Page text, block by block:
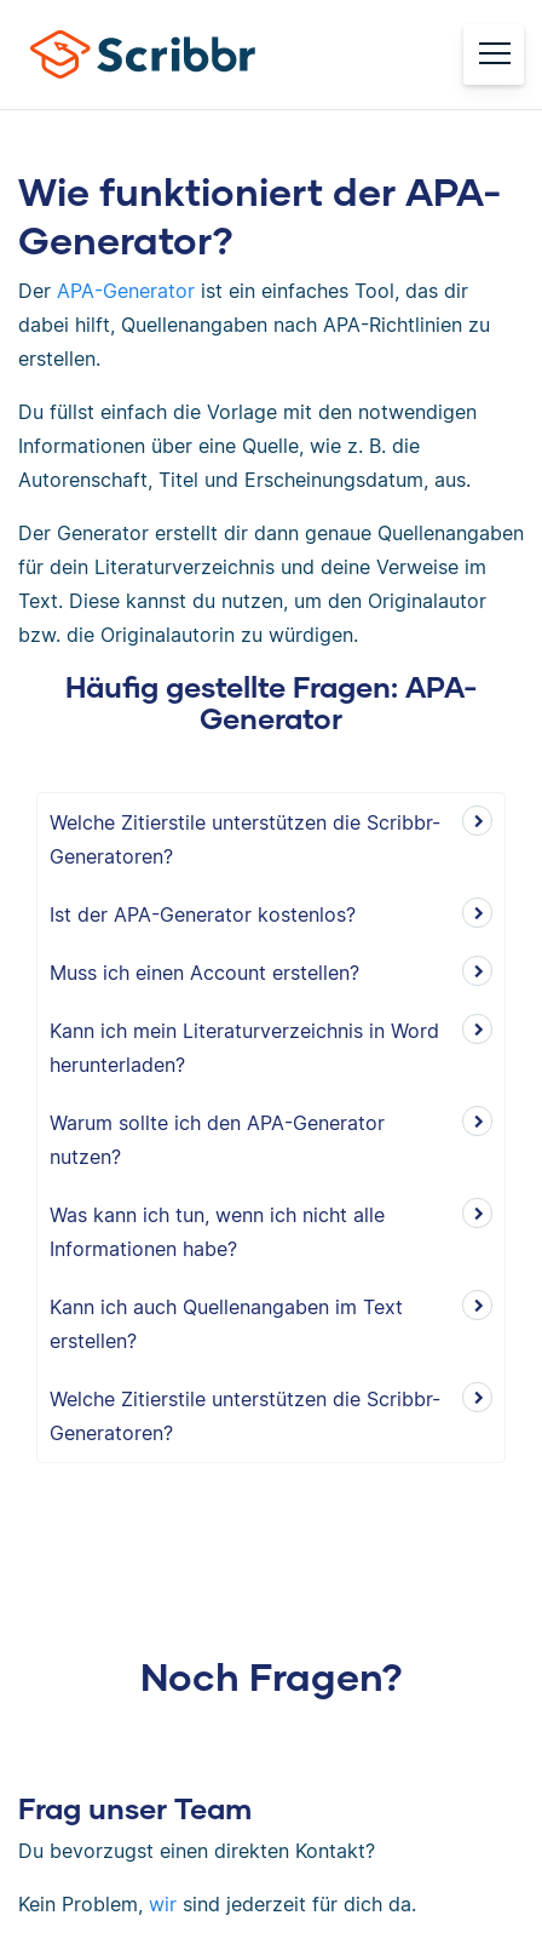
Wie funktioniert der APA-
Generator?
Der APA-Generator ist ein einfaches Tool, das dir
dabei hilft, Quellenangaben nach APA-Richtlinien zu
erstellen.
Du füllst einfach die Vorlage mit den notwendigen
Informationen über eine Quelle, wie z. B. die
Autorenschaft, Titel und Erscheinungsdatum, aus.
Der Generator erstellt dir dann genaue Quellenangaben
für dein Literaturverzeichnis und deine Verweise im
Text. Diese kannst du nutzen, um den Originalautor
bzw. die Originalautorin zu würdigen.
Häufig gestellte Fragen: APA-
Generator
Welche Zitierstile unterstützen die Scribbr-
Generatoren?
Ist der APA-Generator kostenlos?
Muss ich einen Account erstellen?
Kann ich mein Literaturverzeichnis in Word
herunterladen?
Warum sollte ich den APA-Generator
nutzen?
Was kann ich tun, wenn ich nicht alle
Informationen habe?
Kann ich auch Quellenangaben im Text
erstellen?
Welche Zitierstile unterstützen die Scribbr-
Generatoren?
Noch Fragen?
Frag unser Team
Du bevorzugst einen direkten Kontakt?
Kein Problem, wir sind jederzeit für dich da.